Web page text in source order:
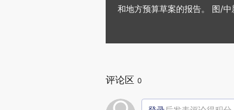
和地方预算草案的报告。 图/中
评论区 0